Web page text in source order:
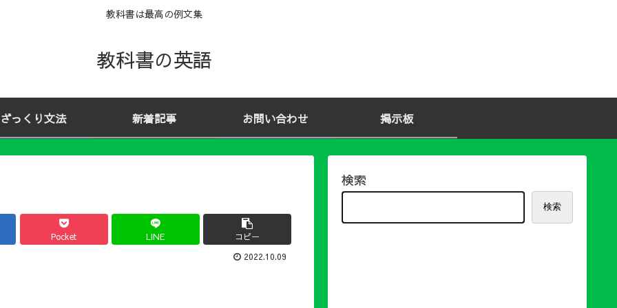
教科書は最高の例文集
教科書の英語
ざっくり文法 新着記事 お問い合わせ 掲示板
Pocket LINE コピー
2022.10.09
検索
検索